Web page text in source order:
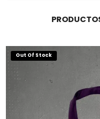
Out Of Stock